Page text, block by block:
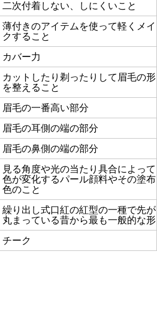
二次付着しない、しにくいこと
薄付きのアイテムを使って軽くメイ
クすること
カバー力
カットしたり剃ったりして眉毛の形
を整えること
眉毛の一番高い部分
眉毛の耳側の端の部分
眉毛の鼻側の端の部分
見る角度や光の当たり具合によって
色が変化するパール顔料やその塗布
色のこと
繰り出し式口紅の紅型の一種で先が
丸まっている昔から最も一般的な形
チーク